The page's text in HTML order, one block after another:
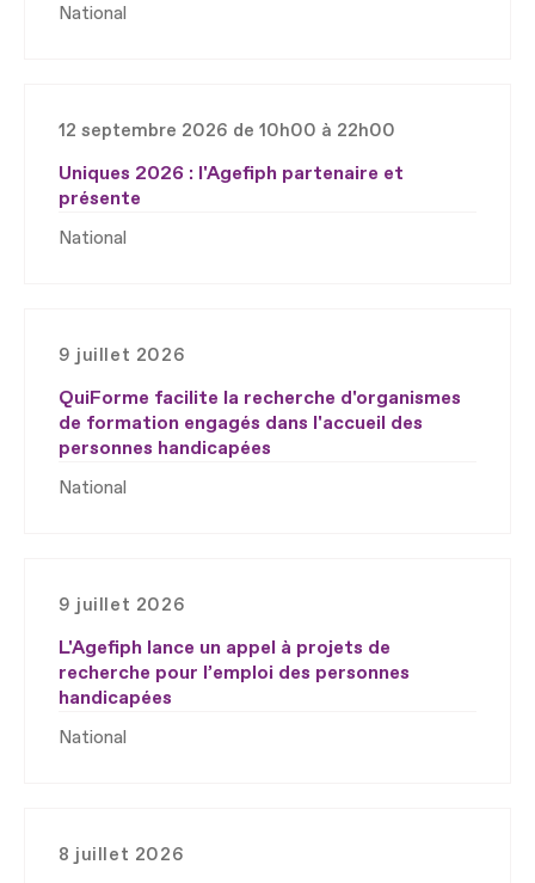
National
12 septembre 2026 de 10h00 à 22h00
Uniques 2026 : l'Agefiph partenaire et
présente
National
9 juillet 2026
QuiForme facilite la recherche d'organismes
de formation engagés dans l'accueil des
personnes handicapées
National
9 juillet 2026
L'Agefiph lance un appel à projets de
recherche pour l’emploi des personnes
handicapées
National
8 juillet 2026